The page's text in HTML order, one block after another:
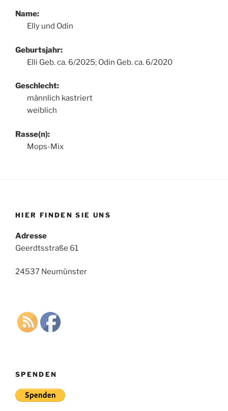
Name:
Elly und Odin
Geburtsjahr:
Elli Geb. ca. 6/2025; Odin Geb. ca. 6/2020
Geschlecht:
männlich kastriert
weiblich
Rasse(n):
Mops-Mix
HIER FINDEN SIE UNS
Adresse
Geerdtsstraße 61
24537 Neumünster
SPENDEN